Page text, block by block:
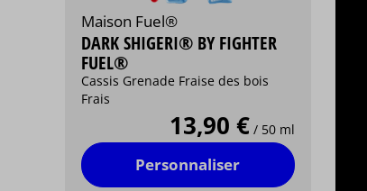
Maison Fuel®
DARK SHIGERI® BY FIGHTER
FUEL®
Cassis Grenade Fraise des bois
Frais
13,90 € / 50 ml
Personnaliser